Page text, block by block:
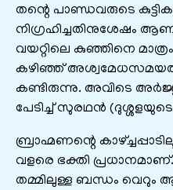
തന്റെ പാണ്ഡവരുടെ
നിഗ്രഹിച്ചതിനുശേഷം
വയറ്റിലെ കുഞ്ഞിനെ
കഴിഞ്ഞ്‌
കണ്ടിരുന്നു. അവിടെ
പേടിച്ച്‌ സുരഥന്‍
ബ്രാഹ്മണന്റെ
വളരെ ഭക്തി
തമ്മിലുള്ള ബന്ധം വെറും